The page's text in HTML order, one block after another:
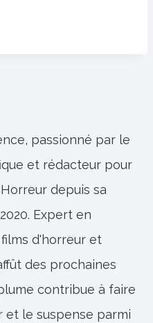
passionné par le
et rédacteur pour
depuis sa
Expert en
d'horreur et
des prochaines
contribue à faire
et le suspense parmi